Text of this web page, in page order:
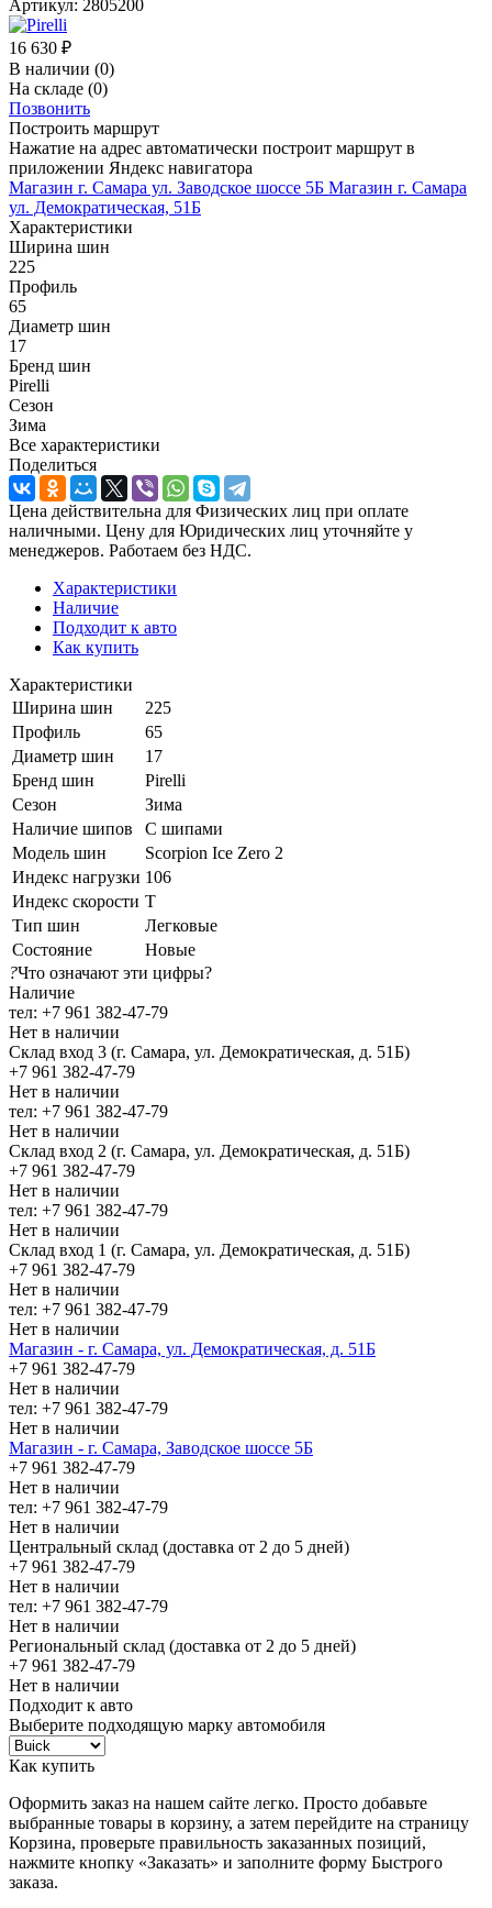
Артикул: 2805200
16 630 ₽
В наличии (0)
На складе (0)
Позвонить
Построить маршрут
Нажатие на адрес автоматически построит маршрут в
приложении Яндекс навигатора
Магазин г. Самара ул. Заводское шоссе 5Б Магазин г. Самара
ул. Демократическая, 51Б
Характеристики
Ширина шин
225
Профиль
65
Диаметр шин
17
Бренд шин
Pirelli
Сезон
Зима
Все характеристики
Поделиться
Цена действительна для Физических лиц при оплате
наличными. Цену для Юридических лиц уточняйте у
менеджеров. Работаем без НДС.
Характеристики
Наличие
Подходит к авто
Как купить
Характеристики
Ширина шин
225
Профиль
65
Диаметр шин
17
Бренд шин
Pirelli
Сезон
Зима
Наличие шипов
С шипами
Модель шин
Scorpion Ice Zero 2
Индекс нагрузки 106
Индекс скорости T
Тип шин
Легковые
Состояние
Новые
?Что означают эти цифры?
Наличие
тел: +7 961 382-47-79
Нет в наличии
Склад вход 3 (г. Самара, ул. Демократическая, д. 51Б)
+7 961 382-47-79
Нет в наличии
тел: +7 961 382-47-79
Нет в наличии
Склад вход 2 (г. Самара, ул. Демократическая, д. 51Б)
+7 961 382-47-79
Нет в наличии
тел: +7 961 382-47-79
Нет в наличии
Склад вход 1 (г. Самара, ул. Демократическая, д. 51Б)
+7 961 382-47-79
Нет в наличии
тел: +7 961 382-47-79
Нет в наличии
Магазин - г. Самара, ул. Демократическая, д. 51Б
+7 961 382-47-79
Нет в наличии
тел: +7 961 382-47-79
Нет в наличии
Магазин - г. Самара, Заводское шоссе 5Б
+7 961 382-47-79
Нет в наличии
тел: +7 961 382-47-79
Нет в наличии
Центральный склад (доставка от 2 до 5 дней)
+7 961 382-47-79
Нет в наличии
тел: +7 961 382-47-79
Нет в наличии
Региональный склад (доставка от 2 до 5 дней)
+7 961 382-47-79
Нет в наличии
Подходит к авто
Выберите подходящую марку автомобиля
Как купить
Оформить заказ на нашем сайте легко. Просто добавьте
выбранные товары в корзину, а затем перейдите на страницу
Корзина, проверьте правильность заказанных позиций,
нажмите кнопку «Заказать» и заполните форму Быстрого
заказа.